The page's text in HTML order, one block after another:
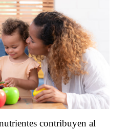
contribuyen al